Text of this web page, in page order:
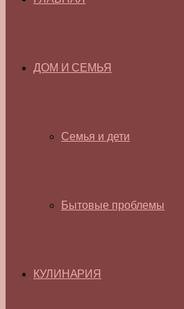
ДОМ И СЕМЬЯ
Семья и дети
Бытовые проблемы
КУЛИНАРИЯ